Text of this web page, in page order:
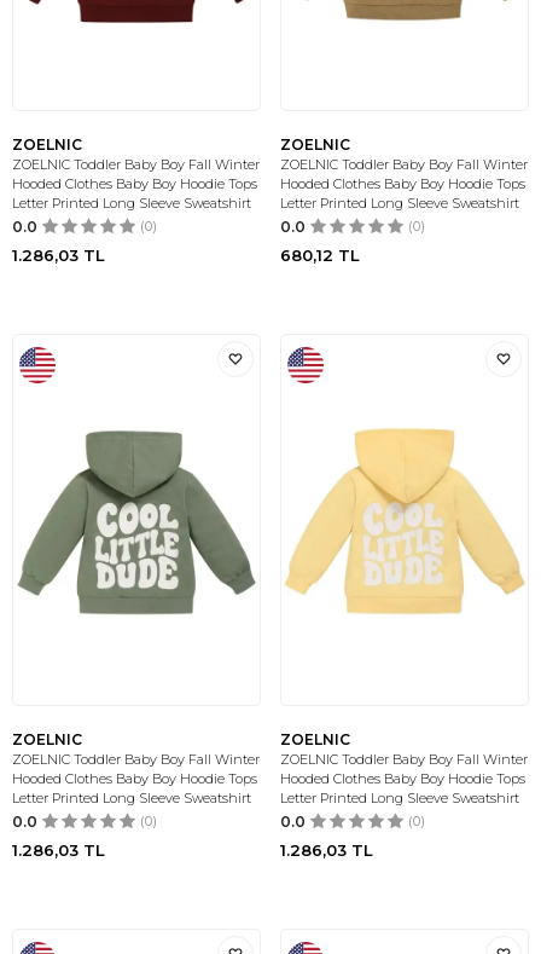
ZOELNIC
ZOELNIC Toddler Baby Boy Fall Winter
Hooded Clothes Baby Boy Hoodie Tops
Letter Printed Long Sleeve Sweatshirt
0.0 (0)
1.286,03 TL
ZOELNIC
ZOELNIC Toddler Baby Boy Fall Winter
Hooded Clothes Baby Boy Hoodie Tops
Letter Printed Long Sleeve Sweatshirt
0.0 (0)
680,12 TL
ZOELNIC
ZOELNIC Toddler Baby Boy Fall Winter
Hooded Clothes Baby Boy Hoodie Tops
Letter Printed Long Sleeve Sweatshirt
0.0 (0)
1.286,03 TL
ZOELNIC
ZOELNIC Toddler Baby Boy Fall Winter
Hooded Clothes Baby Boy Hoodie Tops
Letter Printed Long Sleeve Sweatshirt
0.0 (0)
1.286,03 TL